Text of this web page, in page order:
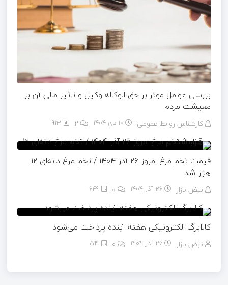
بررسی عوامل موثر بر حق الوکاله وکیل و تاثیر مالی آن بر
معیشت مردم
کارشناس روابط عمومی 10 دی 1404 913
قیمت تخم مرغ امروز ۲۶ آذر ۱۴۰۴ / تخم مرغ دانه‌ای ۱۲
هزار شد
نبض بازار 26 آذر 1404 649
کالابرگ الکترونیکی هفته آینده پرداخت می‌شود
نبض بازار 26 آذر 1404 599